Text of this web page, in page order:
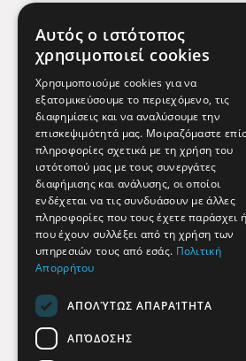
Χρήσιμα
Εφημερεύοντα
Απόρρητο
Όροι Χρήσης
Πολιτική προστασίας
Findhere
Social Media
Αυτός ο ιστότοπος
χρησιμοποιεί cookies
Χρησιμοποιούμε cookies για να
εξατομικεύσουμε το περιεχόμενο, τις
διαφημίσεις και να αναλύσουμε την
επισκεψιμότητά μας. Μοιραζόμαστε
πληροφορίες σχετικά με τη χρήση του
ιστότοπού μας με τους συνεργάτες
διαφήμισης και ανάλυσης, οι οποίοι
ενδέχεται να τις συνδυάσουν με άλλες
πληροφορίες που τους έχετε παράσχει ή
που έχουν συλλέξει από τη χρήση των
υπηρεσιών τους από εσάς. Πολιτική
Απορρήτου
ΑΠΟΛΎΤΩΣ ΑΠΑΡΑΊΤΗΤΑ
ΑΠΌΔΟΣΗΣ